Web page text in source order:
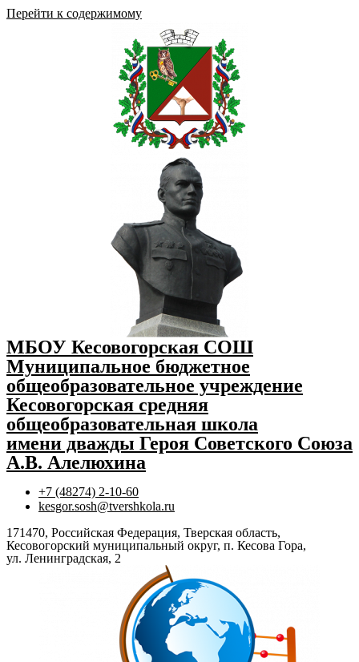
Перейти к содержимому
МБОУ Кесовогорская СОШ
Муниципальное бюджетное
общеобразовательное учреждение
Кесовогорская средняя
общеобразовательная школа
имени дважды Героя Советского Союза
А.В. Алелюхина
+7 (48274) 2-10-60
kesgor.sosh@tvershkola.ru
171470, Российская Федерация, Тверская область,
Кесовогорский муниципальный округ, п. Кесова Гора,
ул. Ленинградская, 2